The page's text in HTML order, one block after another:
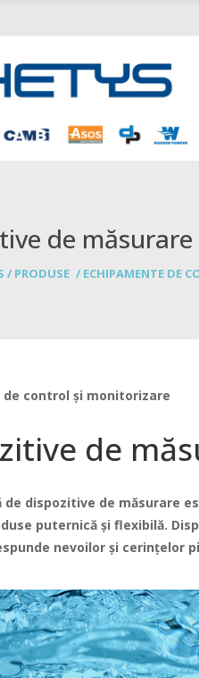
de măsurare
/ PRODUSE / ECHIPAMENTE DE
de control și monitorizare
de
de dispozitive de măsurare
puternică și flexibilă.
nevoilor și cerințelor